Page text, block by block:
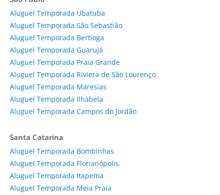
Aluguel Temporada Ubatuba
Aluguel Temporada São Sebastião
Aluguel Temporada Bertioga
Aluguel Temporada Guarujá
Aluguel Temporada Praia Grande
Aluguel Temporada Riviera de São Lourenço
Aluguel Temporada Maresias
Aluguel Temporada Ilhabela
Aluguel Temporada Campos do Jordão
Santa Catarina
Aluguel Temporada Bombinhas
Aluguel Temporada Florianópolis
Aluguel Temporada Itapema
Aluguel Temporada Meia Praia